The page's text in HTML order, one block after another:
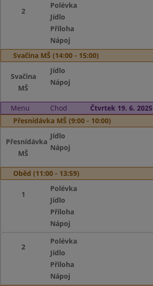
2
Polévka
Jídlo
Příloha
Nápoj
Svačina MŠ (14:00 - 15:00)
Svačina
MŠ
Jídlo
Nápoj
Menu Chod
Čtvrtek 19. 6. 2025
Přesnídávka MŠ (9:00 - 10:00)
Přesnídávka
MŠ
Jídlo
Nápoj
Oběd (11:00 - 13:59)
1
Polévka
Jídlo
Příloha
Nápoj
2
Polévka
Jídlo
Příloha
Nápoj